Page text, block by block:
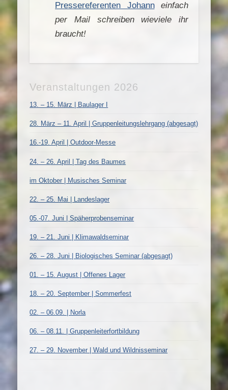
Pressereferenten Johann
einfach
per Mail schreiben wieviele ihr
braucht!
Veranstaltungen 2026
13. – 15. März | Baulager I
28. März – 11. April | Gruppenleitungslehrgang (abgesagt)
16.-19. April | Outdoor-Messe
24. – 26. April | Tag des Baumes
im Oktober | Musisches Seminar
22. – 25. Mai | Landeslager
05.-07. Juni | Späherprobenseminar
19. – 21. Juni | Klimawaldseminar
26. – 28. Juni | Biologisches Seminar (abgesagt)
01. – 15. August | Offenes Lager
18. – 20. September | Sommerfest
02. – 06.09. | Norla
06. – 08.11. | Gruppenleiterfortbildung
27. – 29. November | Wald und Wildnisseminar